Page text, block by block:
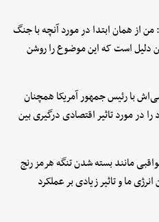
از همان ابتدا در مورد آنچه با جنگ
دلیل است که این موضوع را روشن
با رئیس جمهور آمریکا همچنان
در مورد تاثیر اقتصادی درگیری بین
مانند بسته شدن تنگه هرمز رنج
ما و تاثیر زیادی بر عملکرد